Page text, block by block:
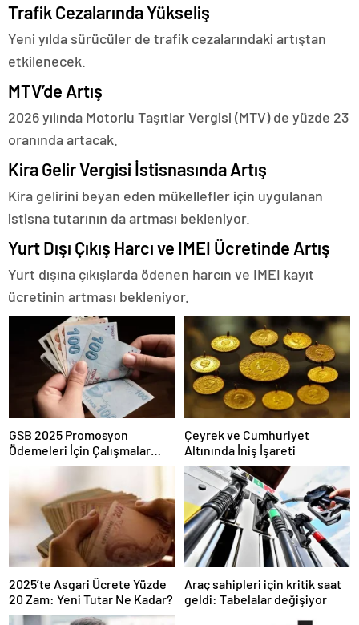
Trafik Cezalarında Yükseliş
Yeni yılda sürücüler de trafik cezalarındaki artıştan
etkilenecek.
MTV’de Artış
2026 yılında Motorlu Taşıtlar Vergisi (MTV) de yüzde 23
oranında artacak.
Kira Gelir Vergisi İstisnasında Artış
Kira gelirini beyan eden mükellefler için uygulanan
istisna tutarının da artması bekleniyor.
Yurt Dışı Çıkış Harcı ve IMEI Ücretinde Artış
Yurt dışına çıkışlarda ödenen harcın ve IMEI kayıt
ücretinin artması bekleniyor.
GSB 2025 Promosyon
Ödemeleri İçin Çalışmalar
Tamamlandı mı?
Çeyrek ve Cumhuriyet
Altınında İniş İşareti
2025’te Asgari Ücrete Yüzde
20 Zam: Yeni Tutar Ne Kadar?
Araç sahipleri için kritik saat
geldi: Tabelalar değişiyor